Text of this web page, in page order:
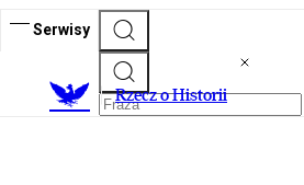
Serwisy
Rzecz o Historii